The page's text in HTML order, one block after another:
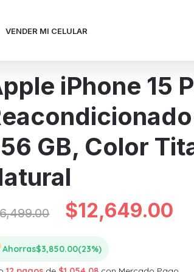
VENDER MI CELULAR
iPhone 15
GB, Color
Original
price
$12,649.00
Ahorras$3,850.00(23%)